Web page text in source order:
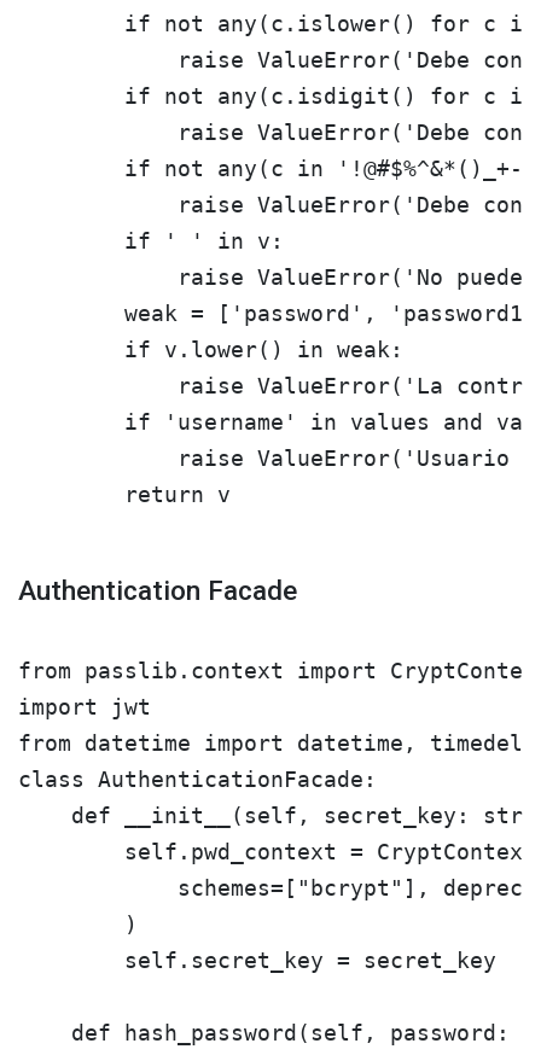
if not any(c.islower() for c
raise ValueError('Debe
if not any(c.isdigit() for c
raise ValueError('Debe
if not any(c in '!@#$%^&*()_+-
raise ValueError('Debe
        if ' ' in v:
raise ValueError('No puede
weak = ['password',
        if v.lower() in weak:
raise ValueError('La
if 'username' in values and
raise ValueError('Usuario
Authentication Facade
from passlib.context import
import jwt
from datetime import datetime,
class AuthenticationFacade:
def __init__(self, secret_key:
self.pwd_context =
schemes=["bcrypt"],
        )
        self.secret_key = secret_key
def hash_password(self, password: